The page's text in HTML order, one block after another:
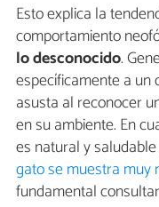
Esto explica la
comportamiento
lo desconocido.
específicamente a un
asusta al reconocer
en su ambiente. En
es natural y
gato se muestra muy
fundamental